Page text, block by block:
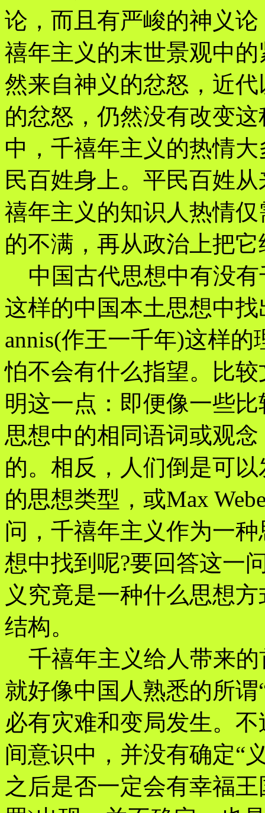
论，而且有严峻的神义
禧年主义的末世景观中
然来自神义的忿怒，近
的忿怒，仍然没有改变
中，千禧年主义的热情
民百姓身上。平民百姓
禧年主义的知识人热情
的不满，再从政治上把
中国古代思想中有没
这样的中国本土思想中找
annis(作王一千年)这样
怕不会有什么指望。比
明这一点：即便像一些
思想中的相同语词或观
的。相反，人们倒是可
的思想类型，或Max
问，千禧年主义作为一
想中找到呢?要回答这一
义究竟是一种什么思想
结构。
千禧年主义给人带来
就好像中国人熟悉的所
必有灾难和变局发生。
间意识中，并没有确定“
之后是否一定会有幸福